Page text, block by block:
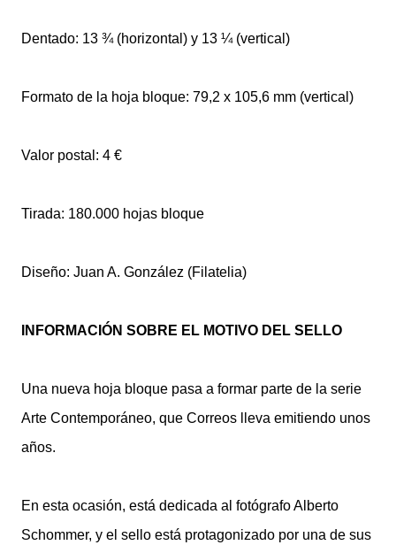
Dentado: 13 ¾ (horizontal) y 13 ¼ (vertical)
Formato de la hoja bloque: 79,2 x 105,6 mm (vertical)
Valor postal: 4 €
Tirada: 180.000 hojas bloque
Diseño: Juan A. González (Filatelia)
INFORMACIÓN SOBRE EL MOTIVO DEL SELLO
Una nueva hoja bloque pasa a formar parte de la serie
Arte Contemporáneo, que Correos lleva emitiendo unos
años.
En esta ocasión, está dedicada al fotógrafo Alberto
Schommer, y el sello está protagonizado por una de sus